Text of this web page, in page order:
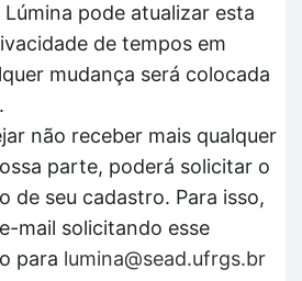
pode atualizar esta
de tempos em
mudança será colocada
não receber mais qualquer
parte, poderá solicitar o
de seu cadastro. Para isso,
mail solicitando esse
para lumina@sead.ufrgs.br